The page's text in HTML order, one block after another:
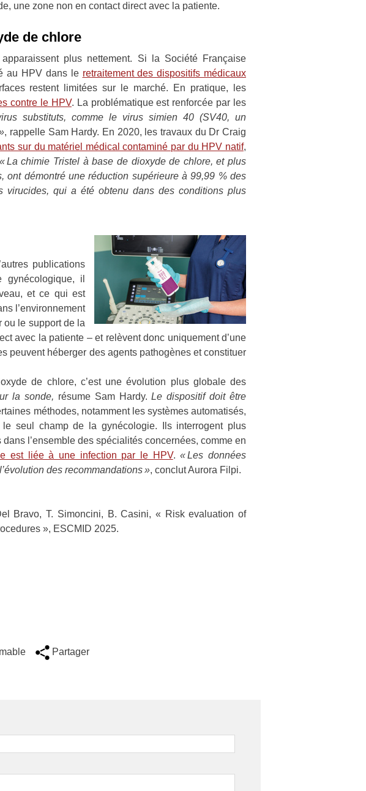
une zone non en contact direct avec la patiente.
de chlore
plus nettement. Si la Société Française
au HPV dans le retraitement des dispositifs médicaux
restent limitées sur le marché. En pratique, les
contre le HPV. La problématique est renforcée par les
substituts, comme le virus simien 40 (SV40, un
, rappelle Sam Hardy. En 2020, les travaux du Dr Craig
sur du matériel médical contaminé par du HPV natif,
« La chimie Tristel à base de dioxyde de chlore, et plus
démontré une réduction supérieure à 99,99 % des
virucides, qui a été obtenu dans des conditions plus
publications
gynécologique, il
et ce qui est
l’environnement
ou le support de la
avec la patiente – et relèvent donc uniquement d’une
peuvent héberger des agents pathogènes et constituer
de chlore, c’est une évolution plus globale des
la sonde, résume Sam Hardy.Le dispositif doit être
méthodes, notamment les systèmes automatisés,
le seul champ de la gynécologie. Ils interrogent plus
l’ensemble des spécialités concernées, comme en
est liée à une infection par le HPV.« Les données
des recommandations », conclut Aurora Filpi.
Bravo, T. Simoncini, B. Casini, « Risk evaluation of
», ESCMID 2025.
Partager